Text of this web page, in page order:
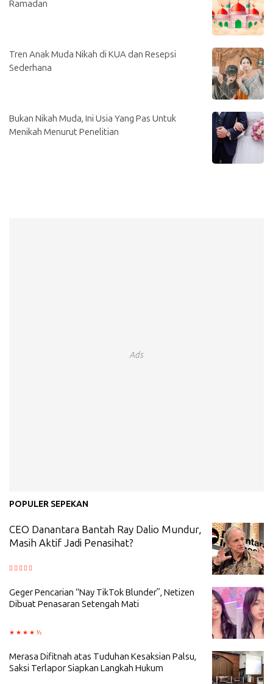
Ramadan
Tren Anak Muda Nikah di KUA dan Resepsi
Sederhana
Bukan Nikah Muda, Ini Usia Yang Pas Untuk
Menikah Menurut Penelitian
Ads
POPULER SEPEKAN
CEO Danantara Bantah Ray Dalio Mundur,
Masih Aktif Jadi Penasihat?
Geger Pencarian “Nay TikTok Blunder”, Netizen
Dibuat Penasaran Setengah Mati
Merasa Difitnah atas Tuduhan Kesaksian Palsu,
Saksi Terlapor Siapkan Langkah Hukum